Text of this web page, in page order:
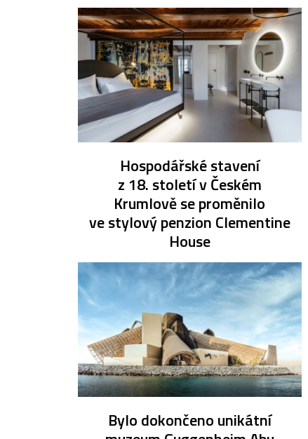
Hospodářské stavení
z 18. století v Českém
Krumlově se proměnilo
ve stylový penzion Clementine
House
Bylo dokončeno unikátní